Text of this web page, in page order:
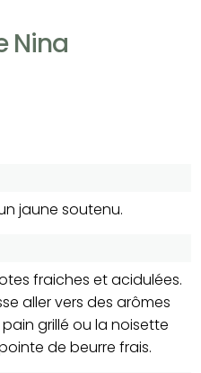
Nina
jaune soutenu.
fraiches et acidulées.
aller vers des arômes
grillé ou la noisette
de beurre frais.